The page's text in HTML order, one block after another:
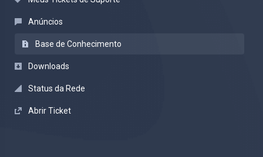
Anúncios
Base de Conhecimento
Downloads
Status da Rede
Abrir Ticket